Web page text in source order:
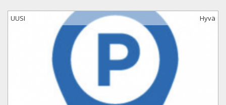
UUSI Hyvä